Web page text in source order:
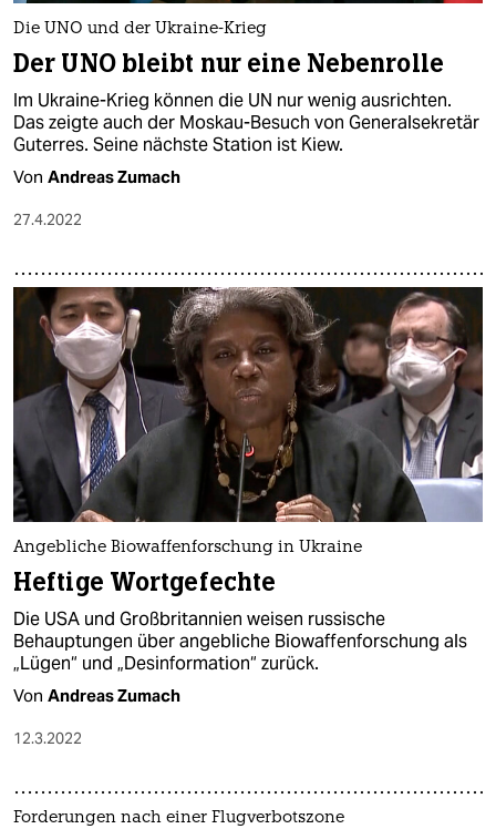
Die UNO und der Ukraine-Krieg
Der UNO bleibt nur eine Nebenrolle
Im Ukraine-Krieg können die UN nur wenig ausrichten.
Das zeigte auch der Moskau-Besuch von Generalsekretär
Guterres. Seine nächste Station ist Kiew.
Von Andreas Zumach
27.4.2022
Angebliche Biowaffenforschung in Ukraine
Heftige Wortgefechte
Die USA und Großbritannien weisen russische
Behauptungen über angebliche Biowaffenforschung als
„Lügen“ und „Desinformation“ zurück.
Von Andreas Zumach
12.3.2022
Forderungen nach einer Flugverbotszone